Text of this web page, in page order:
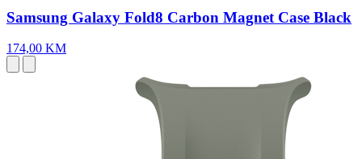
Samsung Galaxy Fold8 Carbon Magnet Case Black
174,00 KM